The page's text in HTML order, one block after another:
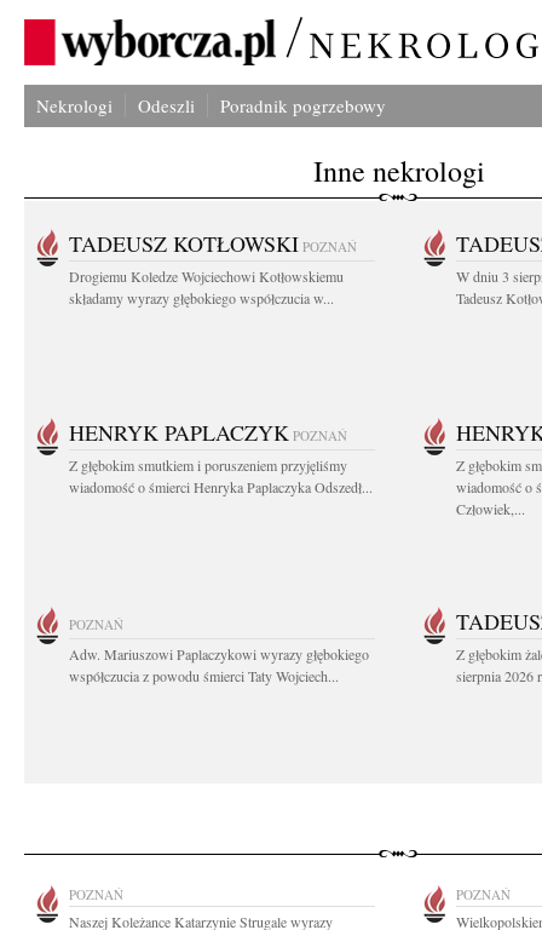
Nekrologi Odeszli Poradnik pogrzebowy
Inne nekrologi
TADEUSZ KOTŁOWSKI POZNAŃ
Drogiemu Koledze Wojciechowi Kotłowskiemu
składamy wyrazy głębokiego współczucia w...
W dniu 3
Tadeusz
HENRYK PAPLACZYK POZNAŃ
Z głębokim smutkiem i poruszeniem przyjęliśmy
wiadomość o śmierci Henryka Paplaczyka Odszedł...
Z głębokim
wiadomość o
Człowiek,...
POZNAŃ
Adw. Mariuszowi Paplaczykowi wyrazy głębokiego
współczucia z powodu śmierci Taty Wojciech...
Z głębokim
sierpnia 2026
POZNAŃ
Naszej Koleżance Katarzynie Strugale wyrazy
POZNAŃ